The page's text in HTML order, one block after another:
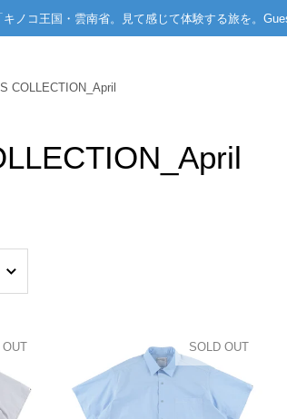
ノコ王国・雲南省。見て感じて体験する旅を。
COLLECTION_April
OUT SOLD OUT